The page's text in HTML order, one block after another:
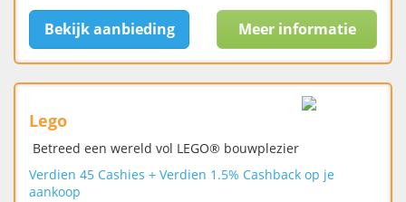
Bekijk aanbieding Meer informatie
Lego
Betreed een wereld vol LEGO® bouwplezier
Verdien 45 Cashies + Verdien 1.5% Cashback op je
aankoop